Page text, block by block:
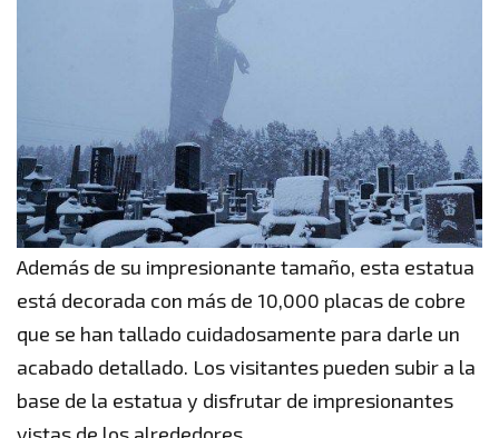
Además de su impresionante tamaño, esta estatua
está decorada con más de 10,000 placas de cobre
que se han tallado cuidadosamente para darle un
acabado detallado. Los visitantes pueden subir a la
base de la estatua y disfrutar de impresionantes